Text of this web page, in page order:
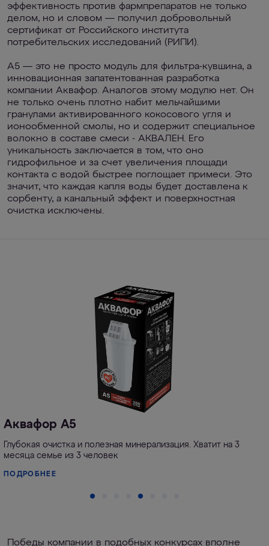
эффективность против фармпрепаратов не только
делом, но и словом — получил добровольный
сертификат от Российского института
потребительских исследований (РИПИ).
А5 — это не просто модуль для фильтра-кувшина, а
инновационная запатентованная разработка
компании Аквафор. Аналогов этому модулю нет. Он
не только очень плотно набит мельчайшими
гранулами активированного кокосового угля и
ионообменной смолы, но и содержит специальное
волокно в составе смеси - АКВАЛЕН. Его
уникальность заключается в том, что оно
гидрофильное и за счет увеличения площади
контакта с водой быстрее поглощает примеси. Это
значит, что каждая капля воды будет доставлена к
сорбенту, а канальный эффект и поверхностная
очистка исключены.
Аквафор А5
Глубокая очистка и полезная минерализация. Хватит на 3
месяца семье из 3 человек
ПОДРОБНЕЕ
Победы компании в подобных конкурсах вполне